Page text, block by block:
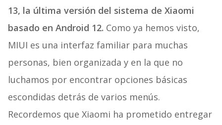
13, la última versión del sistema de Xiaomi
basado en Android 12. Como ya hemos visto,
MIUI es una interfaz familiar para muchas
personas, bien organizada y en la que no
luchamos por encontrar opciones básicas
escondidas detrás de varios menús.
Recordemos que Xiaomi ha prometido entregar